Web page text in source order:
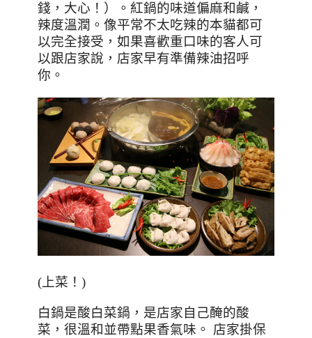
錢，大心！）。紅鍋的味道偏麻和鹹，
辣度溫潤。像平常不太吃辣的本貓都可
以完全接受，如果喜歡重口味的客人可
以跟店家說，店家早有準備辣油招呼
你。
(上菜！)
白鍋是酸白菜鍋，是店家自己醃的酸
菜，很溫和並帶點果香氣味。 店家掛保